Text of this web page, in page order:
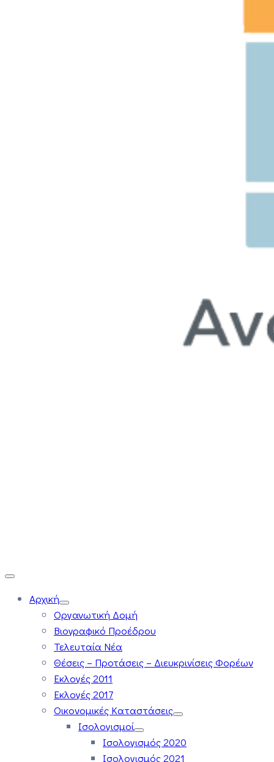
Αρχική
Οργανωτική Δομή
Βιογραφικό Προέδρου
Τελευταία Νέα
Θέσεις – Προτάσεις – Διευκρινίσεις Φορέων
Εκλογές 2011
Εκλογές 2017
Οικονομικές Καταστάσεις
Ισολογισμοί
Ισολογισμός 2020
Ισολογισμός 2021